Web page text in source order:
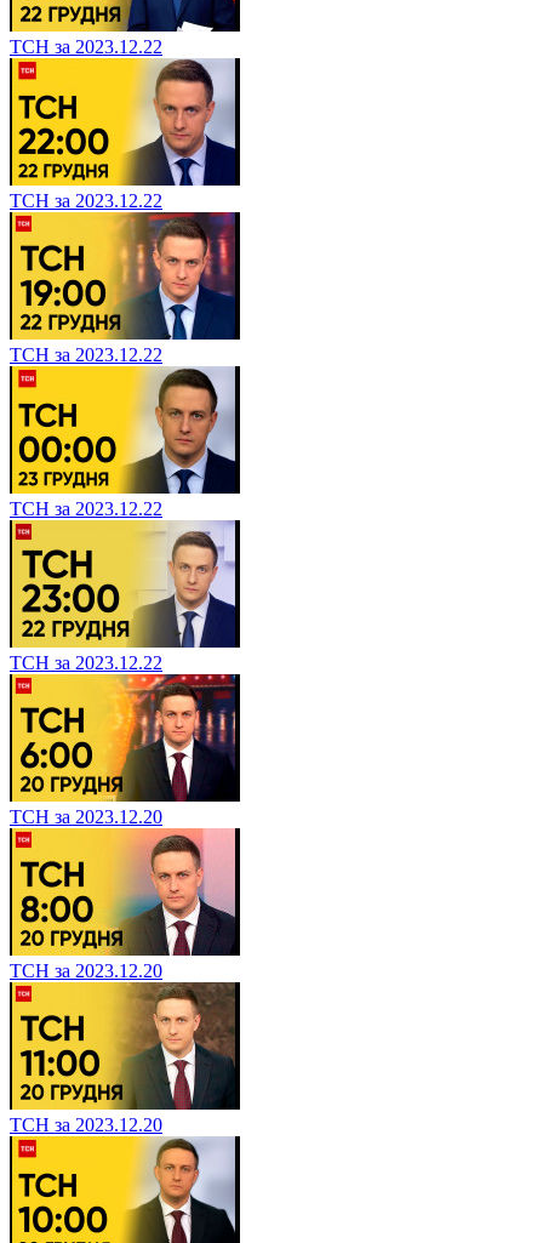
ТСН за 2023.12.22
ТСН за 2023.12.22
ТСН за 2023.12.22
ТСН за 2023.12.22
ТСН за 2023.12.22
ТСН за 2023.12.20
ТСН за 2023.12.20
ТСН за 2023.12.20